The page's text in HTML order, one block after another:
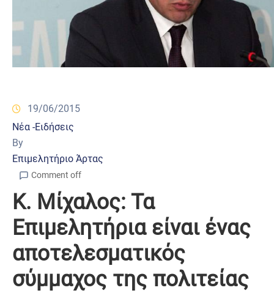
19/06/2015
Νέα -Ειδήσεις
By
Επιμελητήριο Άρτας
Comment off
Κ. Μίχαλος: Τα
Επιμελητήρια είναι ένας
αποτελεσματικός
σύμμαχος της πολιτείας